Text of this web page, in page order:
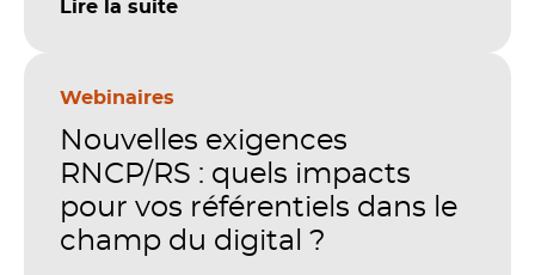
stratégique. Mais comment démontrer
investissements sur les compétences, la
productivité et la performance des
organisations ?
Lire la suite
Webinaires
Nouvelles exigences
RNCP/RS : quels impacts
pour vos référentiels dans le
champ du digital ?